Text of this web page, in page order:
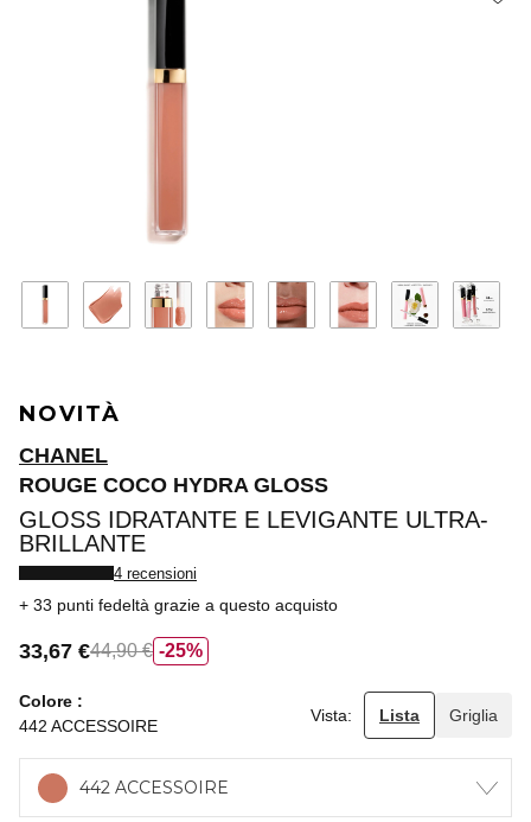
NOVITÀ
CHANEL
ROUGE COCO HYDRA GLOSS
GLOSS IDRATANTE E LEVIGANTE ULTRA-
BRILLANTE
4 recensioni
33 punti fedeltà grazie a questo acquisto
25%
33,67 €44,90 €
Colore
442 ACCESSOIRE
Vista: Lista Griglia
442 ACCESSOIRE